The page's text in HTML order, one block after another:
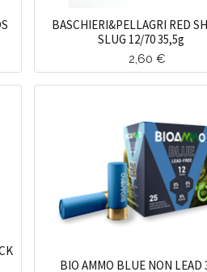
BASCHIERI&PELLAGRI RED
SLUG 12/70 35,5g
2,60 €
BIO AMMO BLUE NON LEAD